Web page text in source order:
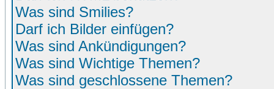
Was sind Smilies?
Darf ich Bilder einfügen?
Was sind Ankündigungen?
Was sind Wichtige Themen?
Was sind geschlossene Themen?